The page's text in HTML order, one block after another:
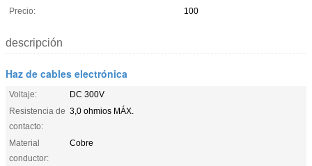
Precio:
100
descripción
Haz de cables electrónica
Voltaje:
DC 300V
Resistencia de
contacto:
3,0 ohmios MÁX.
Material
conductor:
Cobre